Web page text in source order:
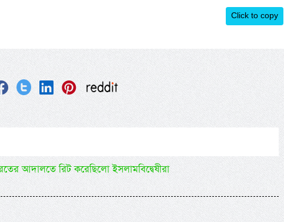
Click to copy
আদালতে রিট করেছিলো ইসলামবিদ্বেষীরা